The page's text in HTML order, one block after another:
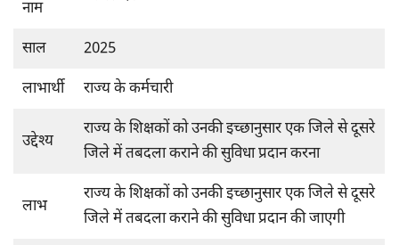
नाम
साल 2025
लाभार्थी राज्य के कर्मचारी
उद्देश्य
राज्य के शिक्षकों को उनकी इच्छानुसार एक जिले से दूसरे
जिले में तबदला कराने की सुविधा प्रदान करना
लाभ
राज्य के शिक्षकों को उनकी इच्छानुसार एक जिले से दूसरे
जिले में तबदला कराने की सुविधा प्रदान की जाएगी